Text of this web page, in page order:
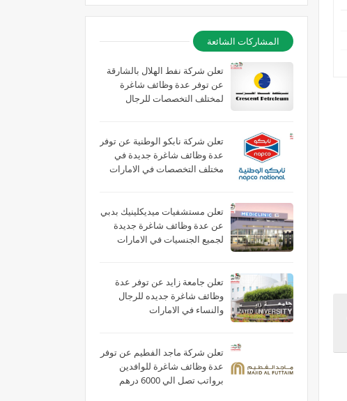
المشاركات الشائعة
تعلن شركة نفط الهلال بالشارقة
عن توفر عدة وظائف شاغرة
لمختلف التخصصات للرجال
تعلن شركة نابكو الوطنية عن توفر
عدة وظائف شاغرة جديدة في
مختلف التخصصات في الامارات
تعلن مستشفيات ميديكلينيك بدبي
عن عدة وظائف شاغرة جديدة
لجميع الجنسيات في الامارات
تعلن جامعة زايد عن توفر عدة
وظائف شاغرة جديده للرجال
والنساء في الامارات
تعلن شركة ماجد الفطيم عن توفر
عدة وظائف شاغرة للوافدين
برواتب تصل الي 6000 درهم